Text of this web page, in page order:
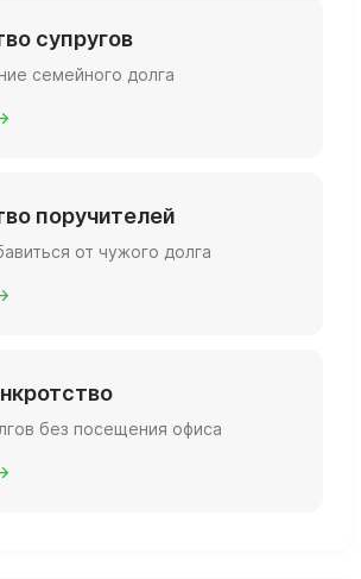
супругов
семейного долга
поручителей
от чужого долга
без посещения офиса